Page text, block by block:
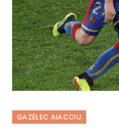
GAZÉLEC AIACCIU